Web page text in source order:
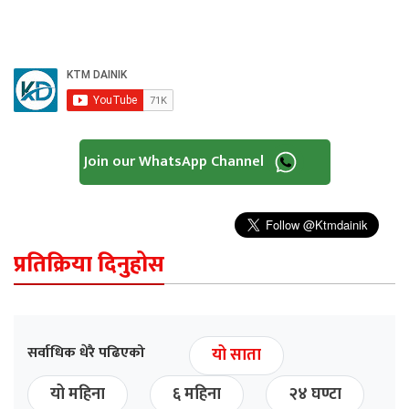
Join our WhatsApp Channel
प्रतिक्रिया दिनुहोस
सर्वाधिक धेरै पढिएको
यो साता
यो महिना
६ महिना २४ घण्टा